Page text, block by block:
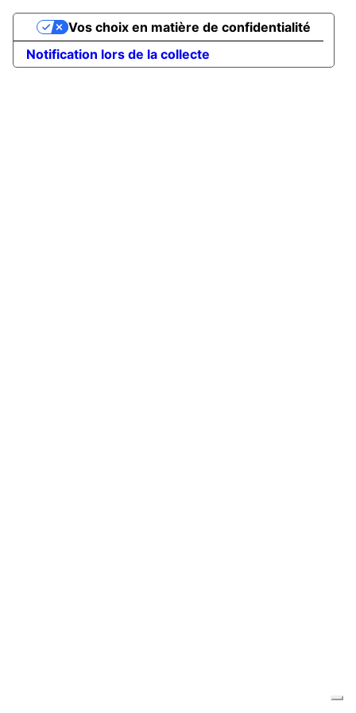
Notification lors de la collecte
Vos choix en matière de confidentialité